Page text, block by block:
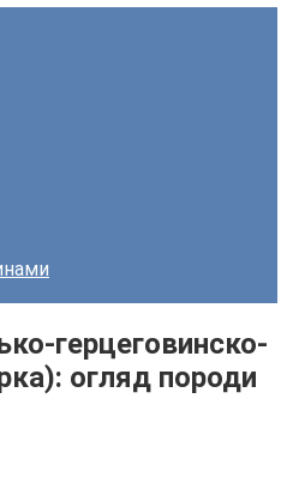
герцеговинско-
огляд породи